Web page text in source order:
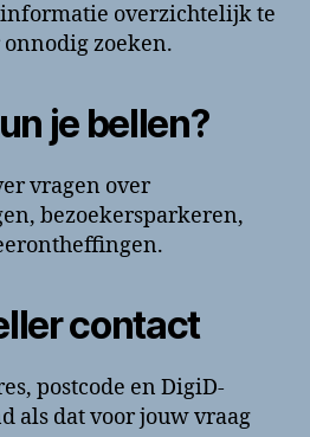
overzichtelijk te
zoeken.
je bellen?
vragen over
bezoekersparkeren,
contact
postcode en DigiD-
als dat voor jouw vraag